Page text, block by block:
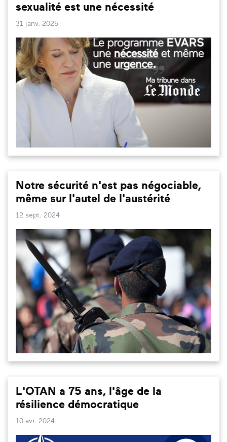
sexualité est une nécessité
31 janv. 2025
Notre sécurité n'est pas négociable,
même sur l'autel de l'austérité
12 sept. 2024
L'OTAN a 75 ans, l'âge de la
résilience démocratique
10 avr. 2024